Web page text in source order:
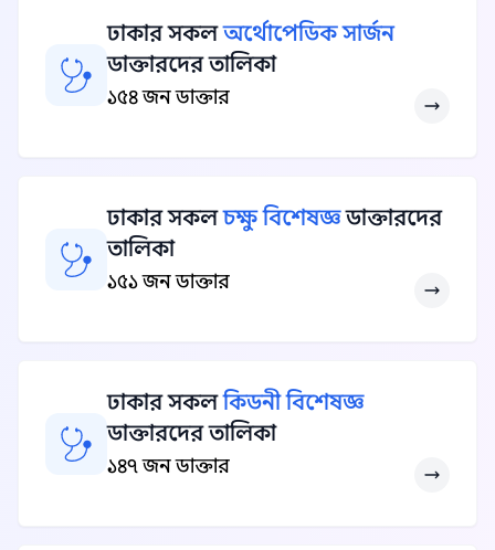
ঢাকার সকলঅর্থোপেডিক সার্জন
ডাক্তারদের তালিকা
১৫৪ জন ডাক্তার
ঢাকার সকলচক্ষু বিশেষজ্ঞডাক্তারদের
তালিকা
১৫১ জন ডাক্তার
ঢাকার সকলকিডনী বিশেষজ্ঞ
ডাক্তারদের তালিকা
১৪৭ জন ডাক্তার